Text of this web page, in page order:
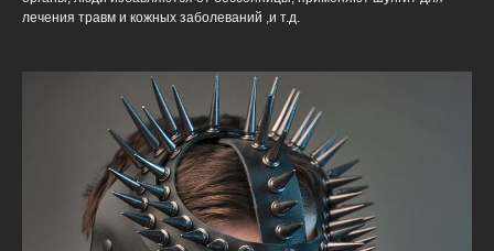
лечения травм и кожных заболеваний ,и т.д.